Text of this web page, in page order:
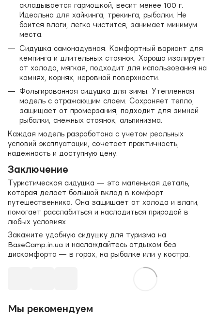
складывается гармошкой, весит менее 100 г.
Идеальна для хайкинга, трекинга, рыбалки. Не
боится влаги, легко чистится, занимает минимум
места.
Сидушка самонадувная. Комфортный вариант для
кемпинга и длительных стоянок. Хорошо изолирует
от холода, мягкая, подходит для использования на
камнях, корнях, неровной поверхности.
Фольгированная сидушка для зимы. Утепленная
модель с отражающим слоем. Сохраняет тепло,
защищает от промерзания, подходит для зимней
рыбалки, снежных стоянок, альпинизма.
Каждая модель разработана с учетом реальных
условий эксплуатации, сочетает практичность,
надежность и доступную цену.
Заключение
Туристическая сидушка — это маленькая деталь,
которая делает большой вклад в комфорт
путешественника. Она защищает от холода и влаги,
помогает расслабиться и насладиться природой в
любых условиях.
Закажите удобную сидушку для туризма на
BaseCamp.in.ua и наслаждайтесь отдыхом без
дискомфорта — в горах, на рыбалке или у костра.
Мы рекомендуем